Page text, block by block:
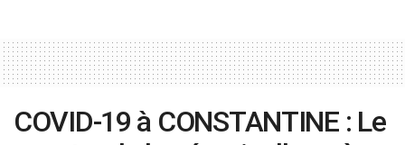
COVID-19 à CONSTANTINE : Le